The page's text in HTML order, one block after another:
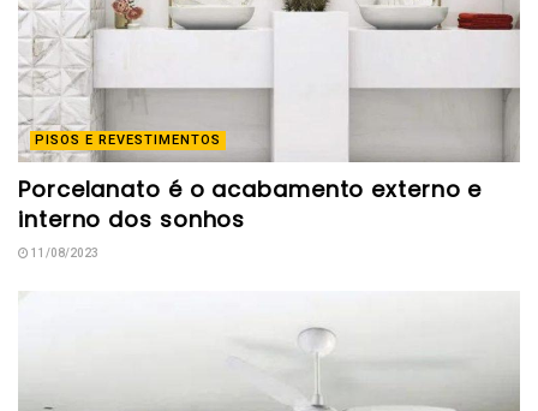
PISOS E REVESTIMENTOS
Porcelanato é o acabamento externo e
interno dos sonhos
11/08/2023